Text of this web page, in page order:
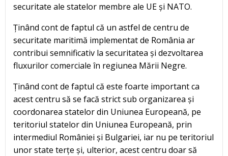
securitate ale statelor membre ale UE și NATO.
Ținând cont de faptul că un astfel de centru de
securitate maritimă implementat de România ar
contribui semnificativ la securitatea și dezvoltarea
fluxurilor comerciale în regiunea Mării Negre.
Ținând cont de faptul că este foarte important ca
acest centru să se facă strict sub organizarea și
coordonarea statelor din Uniunea Europeană, pe
teritoriul statelor din Uniunea Europeană, prin
intermediul României și Bulgariei, iar nu pe teritoriul
unor state terțe și, ulterior, acest centru doar să